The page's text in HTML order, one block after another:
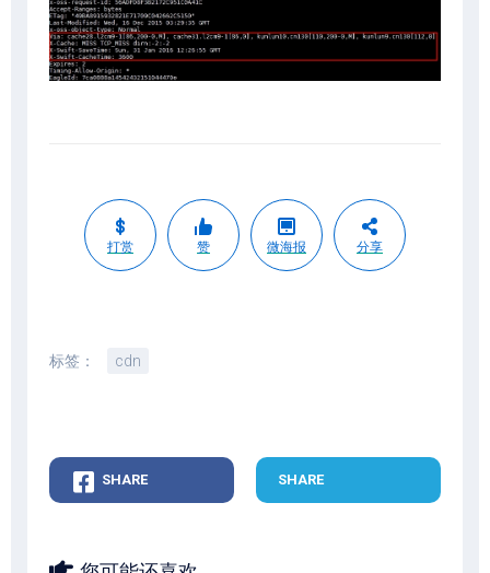
打赏 赞 微海报 分享
标签： cdn
SHARE SHARE